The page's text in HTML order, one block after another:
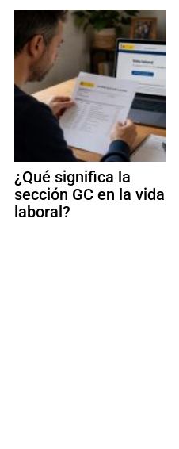
¿Qué significa la
sección GC en la vida
laboral?